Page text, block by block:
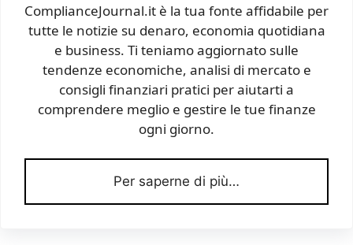
ComplianceJournal.it è la tua fonte affidabile per
tutte le notizie su denaro, economia quotidiana
e business. Ti teniamo aggiornato sulle
tendenze economiche, analisi di mercato e
consigli finanziari pratici per aiutarti a
comprendere meglio e gestire le tue finanze
ogni giorno.
Per saperne di più…